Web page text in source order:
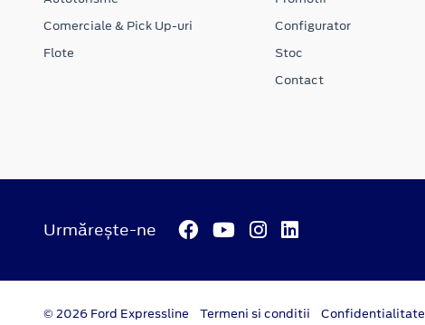
Comerciale & Pick Up-uri
Flote
Configurator
Stoc
Contact
Urmărește-ne
© 2026 Ford Expressline Termeni si conditii Confidentialitate